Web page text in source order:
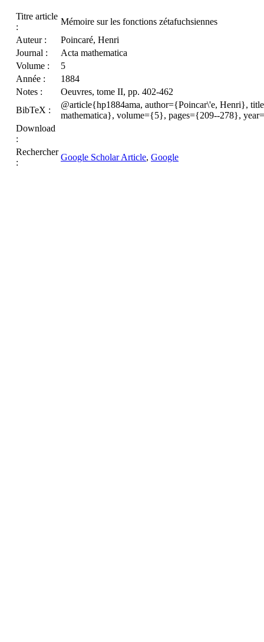
Titre article
:
Mémoire sur les fonctions zétafuchsiennes
Auteur :
Poincaré, Henri
Journal :
Acta mathematica
Volume :
5
Année :
1884
Notes :
Oeuvres, tome II, pp. 402-462
BibTeX :
@article{hp1884ama, author={Poincar\'e, Henri},
mathematica}, volume={5}, pages={209--278},
Download
:
Rechercher
:
Google Scholar Article, Google